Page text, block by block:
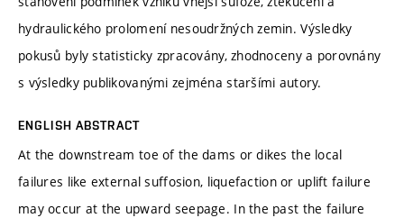
hydraulického prolomení nesoudržných zemin. Výsledky
pokusů byly statisticky zpracovány, zhodnoceny a porovnány
s výsledky publikovanými zejména staršími autory.
ENGLISH ABSTRACT
At the downstream toe of the dams or dikes the local
failures like external suffosion, liquefaction or uplift failure
may occur at the upward seepage. In the past the failure